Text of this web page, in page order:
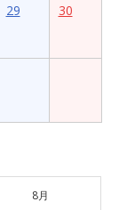
29 30
8月